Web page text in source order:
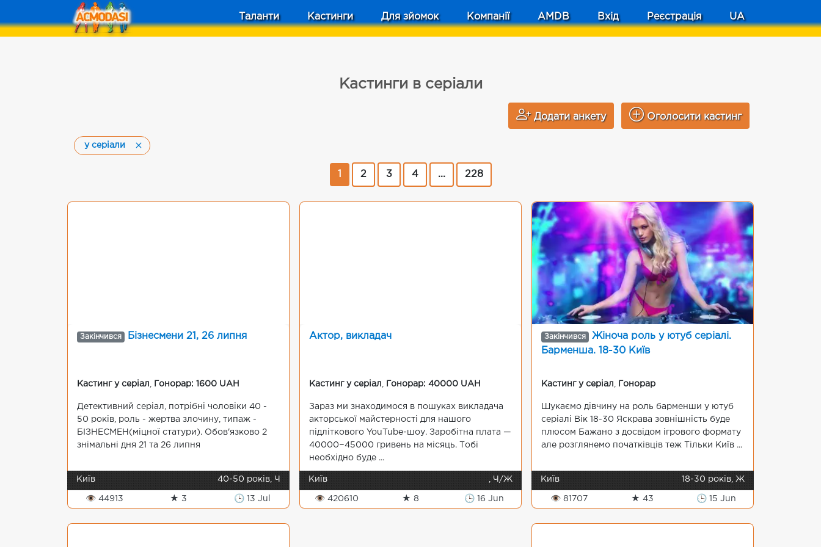
Таланти Кастинги Для зйомок Компанії AMDB Вхід Реєстрація UA
Кастинги в серіали
Додати анкету Оголосити кастинг
у серіали
2 3 4 ... 228
Закінчився Бізнесмени 21, 26 липня
Кастинг у серіал Гонорар: 1600 UAH
Детективний серіал, потрібні чоловіки 40 -
50 років, роль - жертва злочину, типаж -
БІЗНЕСМЕН(міцної статури). Обов'язково 2
знімальні дня 21 та 26 липня
Київ 40-50 років, Ч
👁 44913 ★ 3 🕒 13 Jul
Актор, викладач
Кастинг у серіал Гонорар: 40000 UAH
Зараз ми знаходимося в пошуках викладача
акторської майстерності для нашого
підліткового YouTube-шоу. Заробітна плата —
40000−45000 гривень на місяць. Тобі
необхідно буде ...
Київ , Ч/Ж
👁 420610 ★ 8 🕒 16 Jun
Закінчився
Жіноча роль у ютуб серіалі.
Барменша. 18-30 Київ
Кастинг у серіал Гонорар
Шукаємо дівчину на роль барменши у ютуб
серіалі Вік 18-30 Яскрава зовнішність буде
плюсом Бажано з досвідом ігрового формату
але розглянемо початківців теж Тільки Київ ...
Київ 18-30 років, Ж
👁 81707 ★ 43 🕒 15 Jun